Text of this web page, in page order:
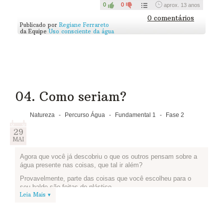
legumes) para que sejam aproveitados por inteiro!
3) Fotografar ou gravar um vídeo da visita à cozinha e publicar
abaixo (não esqueça de subir o vídeo no youtube e depois
colocar abaixo o endereço).ONG Banco de Alimentosque
número de cidadãos conscientes!
0 0 aprox. 13 anos
0 comentários
Publicado por Regiane Ferrareto
da Equipe Uso consciente da água
04. Como seriam?
Natureza - Percurso Água - Fundamental 1 - Fase 2
29
MAI
Agora que você já descobriu o que os outros pensam sobre a
água presente nas coisas, que tal ir além?
Provavelmente, parte das coisas que você escolheu para o
seu balde são feitas de plástico.
Leia Mais ▾